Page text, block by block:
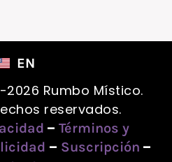
EN
Rumbo Místico.
reservados.
–Términos y
– Suscripción –